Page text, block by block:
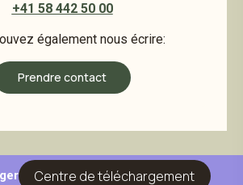
+41 58 442 50 00
également nous écrire:
Prendre contact
Centre de téléchargement